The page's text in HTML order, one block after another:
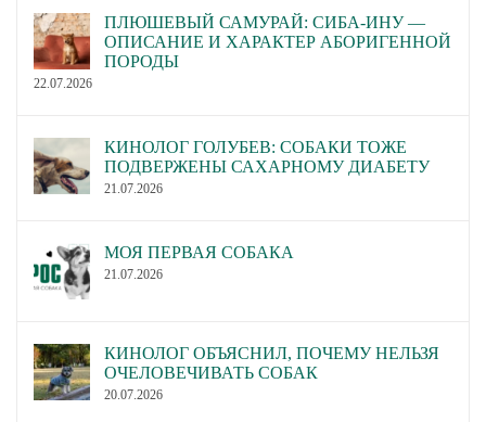
ПЛЮШЕВЫЙ САМУРАЙ: СИБА-ИНУ —
ОПИСАНИЕ И ХАРАКТЕР АБОРИГЕННОЙ
ПОРОДЫ
22.07.2026
КИНОЛОГ ГОЛУБЕВ: СОБАКИ ТОЖЕ
ПОДВЕРЖЕНЫ САХАРНОМУ ДИАБЕТУ
21.07.2026
МОЯ ПЕРВАЯ СОБАКА
21.07.2026
КИНОЛОГ ОБЪЯСНИЛ, ПОЧЕМУ НЕЛЬЗЯ
ОЧЕЛОВЕЧИВАТЬ СОБАК
20.07.2026